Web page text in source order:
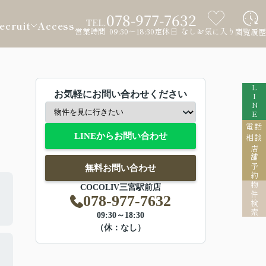
Access TEL.078-977-7632
営業時間 09:30～18:30定休日 なし お気に入り 閲覧履歴
LINE
電話
相談
店舗予約
物件検索
お気軽にお問い合わせください
LINEからお問い合わせ
無料お問い合わせ
COCOLIV三宮駅前店
078-977-7632
09:30～18:30
（休：なし）